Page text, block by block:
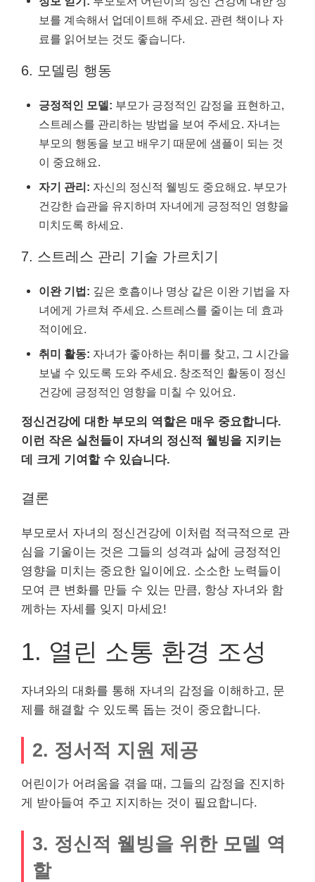
보를 계속해서 업데이트해 주세요. 관련 책이나 자
료를 읽어보는 것도 좋습니다.
6. 모델링 행동
긍정적인 모델: 부모가 긍정적인 감정을 표현하고,
스트레스를 관리하는 방법을 보여 주세요. 자녀는
부모의 행동을 보고 배우기 때문에 샘플이 되는 것
이 중요해요.
자기 관리: 자신의 정신적 웰빙도 중요해요. 부모가
건강한 습관을 유지하며 자녀에게 긍정적인 영향을
미치도록 하세요.
7. 스트레스 관리 기술 가르치기
이완 기법: 깊은 호흡이나 명상 같은 이완 기법을 자
녀에게 가르쳐 주세요. 스트레스를 줄이는 데 효과
적이에요.
취미 활동: 자녀가 좋아하는 취미를 찾고, 그 시간을
보낼 수 있도록 도와 주세요. 창조적인 활동이 정신
건강에 긍정적인 영향을 미칠 수 있어요.
정신건강에 대한 부모의 역할은 매우 중요합니다.
이런 작은 실천들이 자녀의 정신적 웰빙을 지키는
데 크게 기여할 수 있습니다.
결론
부모로서 자녀의 정신건강에 이처럼 적극적으로 관
심을 기울이는 것은 그들의 성격과 삶에 긍정적인
영향을 미치는 중요한 일이에요. 소소한 노력들이
모여 큰 변화를 만들 수 있는 만큼, 항상 자녀와 함
께하는 자세를 잊지 마세요!
1. 열린 소통 환경 조성
자녀와의 대화를 통해 자녀의 감정을 이해하고, 문
제를 해결할 수 있도록 돕는 것이 중요합니다.
2. 정서적 지원 제공
어린이가 어려움을 겪을 때, 그들의 감정을 진지하
게 받아들여 주고 지지하는 것이 필요합니다.
3. 정신적 웰빙을 위한 모델 역
할